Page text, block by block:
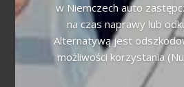
w Niemczech auto
na czas naprawy lub
Alternatywą jest
możliwości korzystania